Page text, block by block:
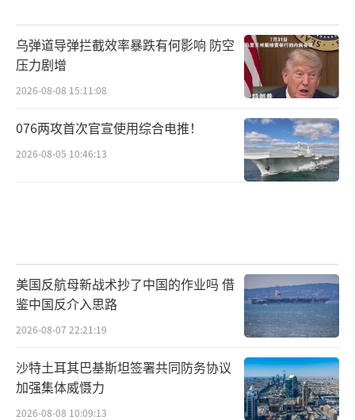
乌弹道导弹拦截效率暴跌有何影响 防空
压力剧增
2026-08-08 15:11:08
076两攻首次官宣使用综合电推！
2026-08-05 10:46:13
美国反航母新战术抄了中国的作业吗 借
鉴中国反介入思路
2026-08-07 22:21:19
沙特土耳其巴基斯坦签署共同防务协议
加强集体威慑力
2026-08-08 10:09:13